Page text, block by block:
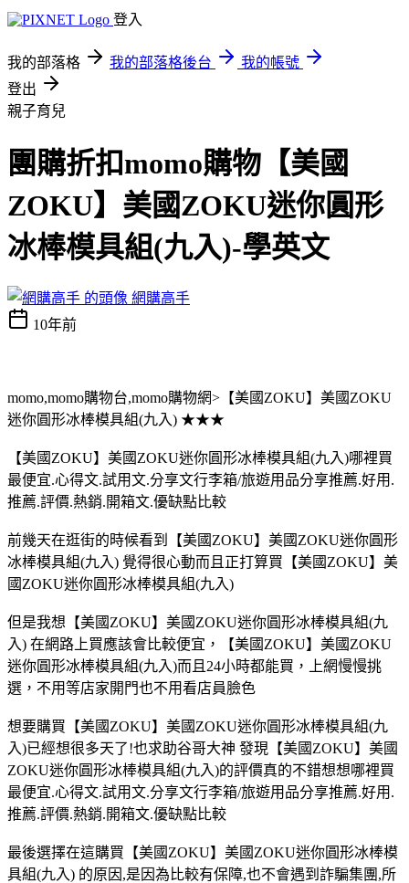
登入
我的部落格 我的部落格後台
我的帳號
登出
親子育兒
團購折扣momo購物【美國
ZOKU】美國ZOKU迷你圓形
冰棒模具組(九入)-學英文
網購高手
10年前
momo,momo購物台,momo購物網>【美國ZOKU】美國ZOKU
迷你圓形冰棒模具組(九入) ★★★
【美國ZOKU】美國ZOKU迷你圓形冰棒模具組(九入)哪裡買
最便宜.心得文.試用文.分享文行李箱/旅遊用品分享推薦.好用.
推薦.評價.熱銷.開箱文.優缺點比較
前幾天在逛街的時候看到【美國ZOKU】美國ZOKU迷你圓形
冰棒模具組(九入) 覺得很心動而且正打算買【美國ZOKU】美
國ZOKU迷你圓形冰棒模具組(九入)
但是我想【美國ZOKU】美國ZOKU迷你圓形冰棒模具組(九
入) 在網路上買應該會比較便宜，【美國ZOKU】美國ZOKU
迷你圓形冰棒模具組(九入)而且24小時都能買，上網慢慢挑
選，不用等店家開門也不用看店員臉色
想要購買【美國ZOKU】美國ZOKU迷你圓形冰棒模具組(九
入)已經想很多天了!也求助谷哥大神 發現【美國ZOKU】美國
ZOKU迷你圓形冰棒模具組(九入)的評價真的不錯想想哪裡買
最便宜.心得文.試用文.分享文行李箱/旅遊用品分享推薦.好用.
推薦.評價.熱銷.開箱文.優缺點比較
最後選擇在這購買【美國ZOKU】美國ZOKU迷你圓形冰棒模
具組(九入) 的原因,是因為比較有保障,也不會遇到詐騙集團,所